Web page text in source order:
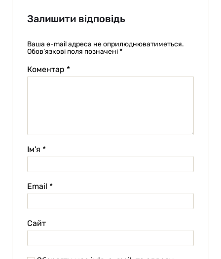
Залишити відповідь
Ваша e-mail адреса не оприлюднюватиметься.
Обов’язкові поля позначені*
Коментар *
Ім'я *
Email *
Сайт